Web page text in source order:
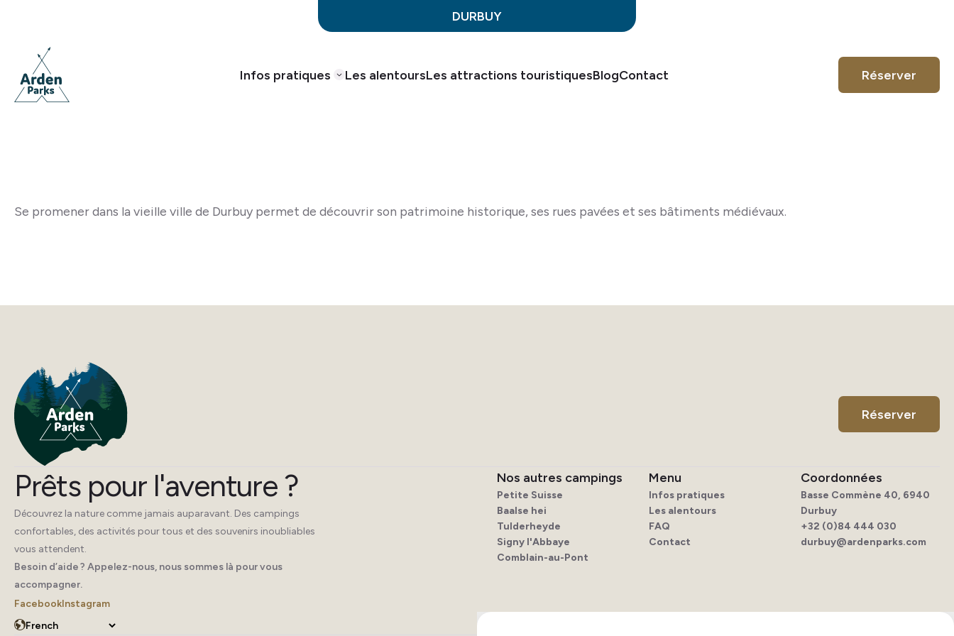
DURBUY
Infos pratiques Les alentoursLes attractions touristiquesBlogContact Réserver
Se promener dans la vieille ville de Durbuy permet de découvrir son patrimoine historique, ses rues pavées et ses bâtiments médiévaux.
Réserver
Prêts pour l'aventure ?
Découvrez la nature comme jamais auparavant. Des campings
confortables, des activités pour tous et des souvenirs inoubliables
vous attendent.
Besoin d’aide ? Appelez-nous, nous sommes là pour vous
accompagner.
FacebookInstagram
Nos autres campings
Petite Suisse
Baalse hei
Tulderheyde
Signy l'Abbaye
Comblain-au-Pont
Menu
Infos pratiques
Les alentours
FAQ
Contact
Coordonnées
Basse Commène 40, 6940
Durbuy
+32 (0)84 444 030
durbuy@ardenparks.com